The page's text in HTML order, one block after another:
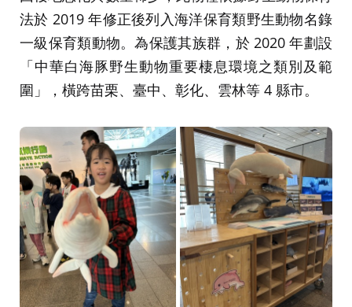
法於 2019 年修正後列入海洋保育類野生動物名錄
一級保育類動物。為保護其族群，於 2020 年劃設
「中華白海豚野生動物重要棲息環境之類別及範
圍」，橫跨苗栗、臺中、彰化、雲林等 4 縣市。